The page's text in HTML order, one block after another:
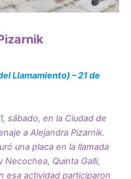
Llamamiento) – 21 de
sábado, en la Ciudad de
a Alejandra Pizarnik.
una placa en la llamada
Necochea, Quinta Galli,
esa actividad participaron